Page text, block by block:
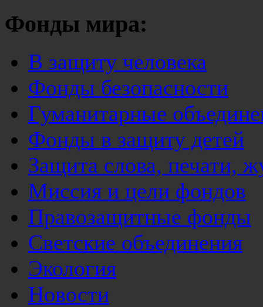
Фонды мира:
В защиту человека
Фонды безопасности
Гуманитарные
Фонды в защиту детей
Защита слова, печати,
Миссия и цели фондов
Правозащитные фонды
Светские объединения
Экология
Новости